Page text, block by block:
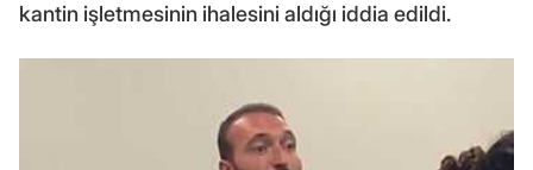
kantin işletmesinin ihalesini aldığı iddia edildi.